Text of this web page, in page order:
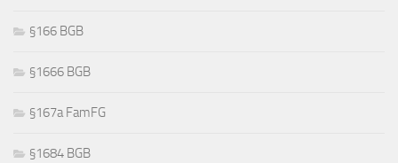
§166 BGB
§1666 BGB
§167a FamFG
§1684 BGB